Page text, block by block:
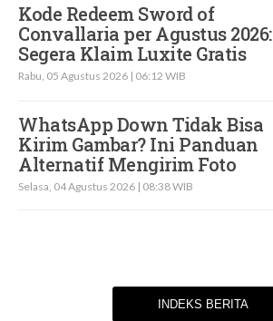
Kode Redeem Sword of
Convallaria per Agustus 2026:
Segera Klaim Luxite Gratis
Rabu, 05 Agustus 2026 | 06:12 WIB
WhatsApp Down Tidak Bisa
Kirim Gambar? Ini Panduan
Alternatif Mengirim Foto
Selasa, 04 Agustus 2026 | 08:38 WIB
INDEKS BERITA